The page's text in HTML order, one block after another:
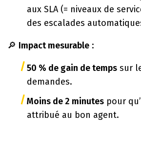
aux SLA (= niveaux de
des escalades
🔎 Impact mesurable :
50 % de gain de temps sur
demandes.
Moins de 2 minutes pour
attribué au bon agent.